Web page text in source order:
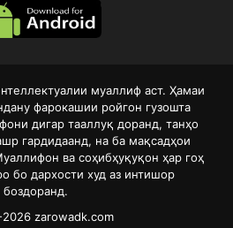
муаллиф аст. Ҳамаи
фарокашии ройгон гузошта
дигар тааллуқ доранд, танҳо
гардидаанд, на ба мақсадҳои
ва соҳибҳуқуқон ҳар гоҳ
бо дархости худ аз интишор
боздоранд.
zarowadk.com